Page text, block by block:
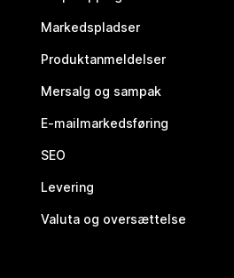
Markedspladser
Produktanmeldelser
Mersalg og sampak
E-mailmarkedsføring
SEO
Levering
Valuta og oversættelse